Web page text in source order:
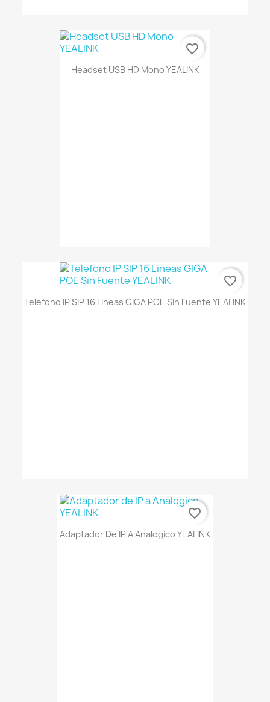
Headset USB HD Mono YEALINK
favorite_border
Telefono IP SIP 16 Lineas GIGA POE Sin Fuente YEALINK
favorite_border
Adaptador De IP A Analogico YEALINK
favorite_border